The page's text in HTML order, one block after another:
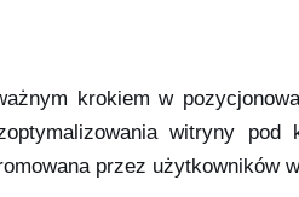
krokiem w
witryny pod
przez użytkowników